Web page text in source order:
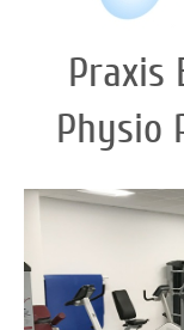
Praxis
Physio